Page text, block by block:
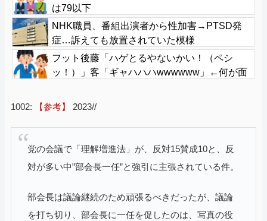
は79以下
NHK職員、番組出演者から性加害→PTSD発
症…訴えても放置されていた模様
フット後藤「ハゲとるやないかい！（ペシ
ッ！）」客「ギャハハハwwwwww」←何が面
1002:
【参考】 2023//
党の会議で「理解増進法」が、反対15賛成10と、反
対が多い中”部会長一任”と強引に主張されている件。
部会長は議論継続のため頑張るべきだったが、議論
を打ち切り、部会長に一任を促したのは、写真の役